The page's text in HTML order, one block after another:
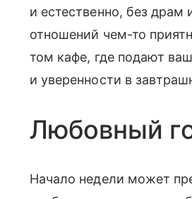
и естественно, без драм
отношений чем-то
том кафе, где подают
и уверенности в
Любовный
Начало недели может